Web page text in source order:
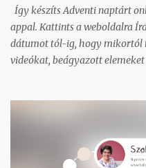
cimkét legenerálom, és pdf-
kérem elhozatni hozzám a
Így készíts Adventi naptárt
appal. Kattints a weboldalra
dátumot tól-ig, hogy mikortól
videókat, beágyazott elemeket
referenciáim közül, ami a
Továbbiakat a referencia